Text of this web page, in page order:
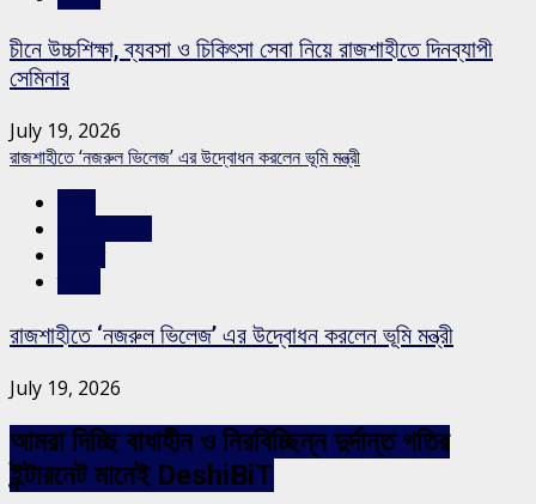
চীনে উচ্চশিক্ষা, ব্যবসা ও চিকিৎসা সেবা নিয়ে রাজশাহীতে দিনব্যাপী
সেমিনার
July 19, 2026
রাজশাহীতে ‘নজরুল ভিলেজ’ এর উদ্বোধন করলেন ভূমি মন্ত্রী
রাজশাহীতে ‘নজরুল ভিলেজ’ এর উদ্বোধন করলেন ভূমি মন্ত্রী
July 19, 2026
আমরা দিচ্ছি বাধাহীন ও নিরবিচ্ছিন্ন দুর্দান্ত গতির
ইন্টারনেট মানেই DeshiBiT